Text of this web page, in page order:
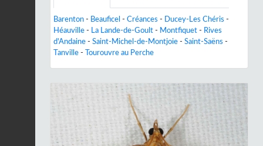
Barenton - Beauficel - Créances - Ducey-Les Chéris -
Héauville - La Lande-de-Goult - Montfiquet - Rives
d'Andaine - Saint-Michel-de-Montjoie - Saint-Saëns -
Tanville - Tourouvre au Perche